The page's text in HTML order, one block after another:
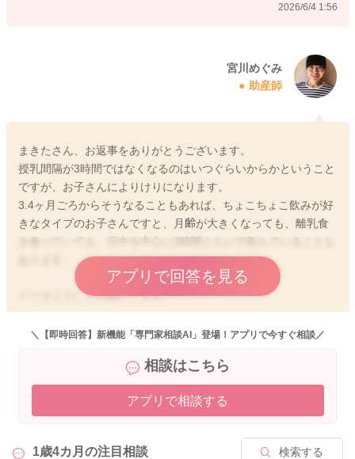
2026/6/2 23:06
2026/6/4 1:56
宮川めぐみ
助産師
まきたさん、お返事をありがとうございます。
授乳間隔が3時間ではなくなるのはいつぐらいからかということ
ですが、お子さんによりけりになります。
3.4ヶ月ごろからそうなることもあれば、ちょこちょこ飲みが好
きなタイプのお子さんですと、月齢が大きくなっても、離乳食
を食べていても、日中を中心に3時間ぐらいで飲んでいることも
どうぞよろしくお願いします。
アプリで回答を見る
＼【即時回答】新機能「専門家相談AI」登場！アプリで今すぐ相談／
相談はこちら
アプリで相談する
1歳4カ月の注目相談 検索する